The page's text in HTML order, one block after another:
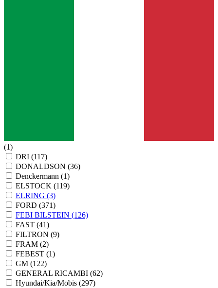
(1)
DRI (117)
DONALDSON (36)
Denckermann (1)
ELSTOCK (119)
ELRING (3)
FORD (371)
FEBI BILSTEIN (126)
FAST (41)
FILTRON (9)
FRAM (2)
FEBEST (1)
GM (122)
GENERAL RICAMBI (62)
Hyundai/Kia/Mobis (297)